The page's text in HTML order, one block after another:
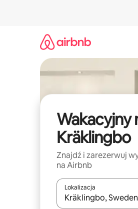
Wakacyjny
Kräklingbo
Znajdź i zarezerwuj
na Airbnb
Lokalizacja
Gdy wyniki będą